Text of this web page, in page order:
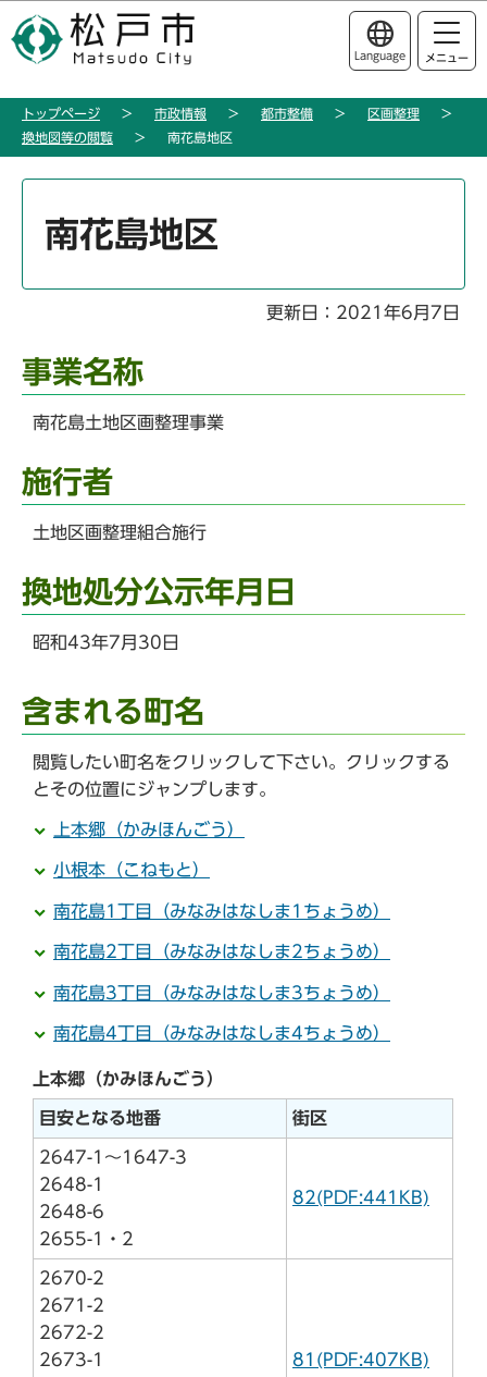
の
ー
このページの本文へ移動
Language メニュー
トップページ 市政情報 都市整備
区画整理
換地図等の閲覧
南花島地区
南花島地区
更新日：2021年6月7日
事業名称
南花島土地区画整理事業
施行者
土地区画整理組合施行
換地処分公示年月日
昭和43年7月30日
含まれる町名
閲覧したい町名をクリックして下さい。クリックする
とその位置にジャンプします。
上本郷（かみほんごう）
小根本（こねもと）
南花島1丁目（みなみはなしま1ちょうめ）
南花島2丁目（みなみはなしま2ちょうめ）
南花島3丁目（みなみはなしま3ちょうめ）
南花島4丁目（みなみはなしま4ちょうめ）
上本郷（かみほんごう）
目安となる地番 街区
2647-1～1647-3
2648-1
2648-6
2655-1・2
82(PDF:441KB)
2670-2
2671-2
2672-2
2673-1
81(PDF:407KB)